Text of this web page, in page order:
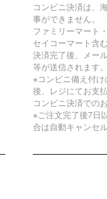
コンビニ決済は、
事ができません。
ファミリーマート
セイコーマート含
決済完了後、メー
等が送信されます。
※コンビニ備え付
後、レジにてお支
コンビニ決済での
※ご注文完了後7日
合は自動キャンセ